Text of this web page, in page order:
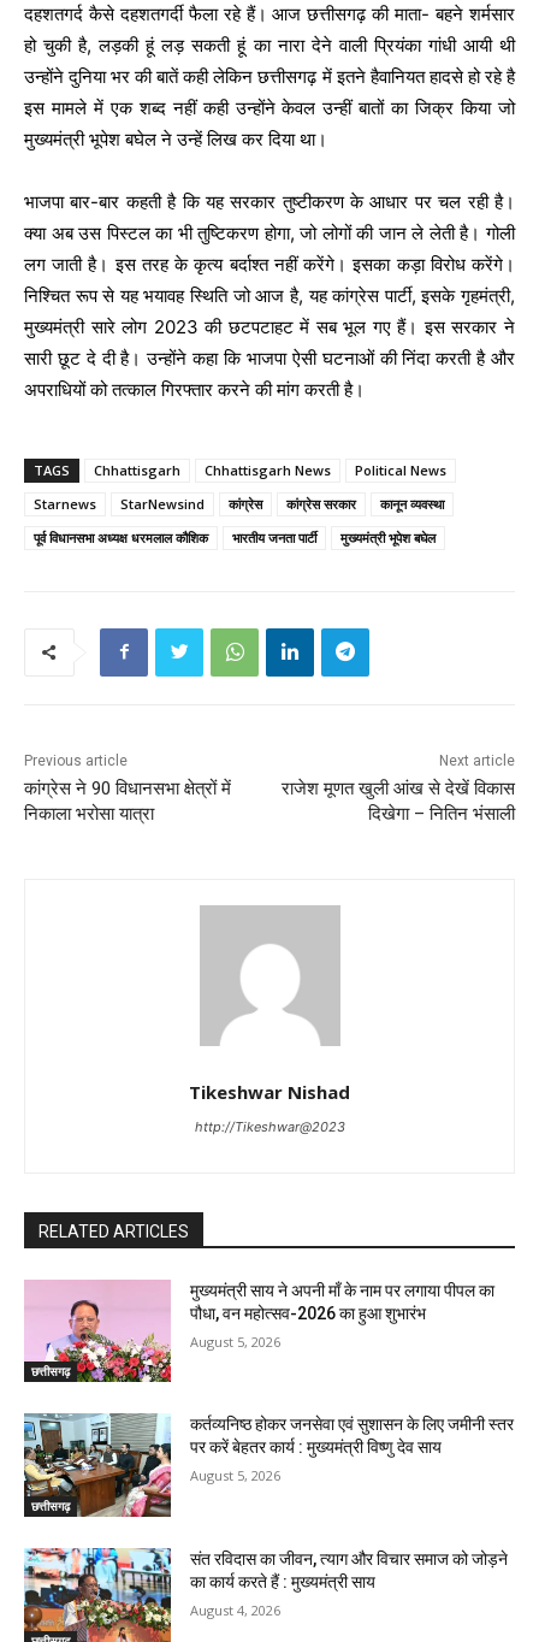
दहशतगर्द कैसे दहशतगर्दी फैला रहे हैं। आज छत्तीसगढ़ की माता- बहने शर्मसार
हो चुकी है, लड़की हूं लड़ सकती हूं का नारा देने वाली प्रियंका गांधी आयी थी
उन्होंने दुनिया भर की बातें कही लेकिन छत्तीसगढ़ में इतने हैवानियत हादसे हो रहे है
इस मामले में एक शब्द नहीं कही उन्होंने केवल उन्हीं बातों का जिक्र किया जो
मुख्यमंत्री भूपेश बघेल ने उन्हें लिख कर दिया था।
भाजपा बार-बार कहती है कि यह सरकार तुष्टीकरण के आधार पर चल रही है।
क्या अब उस पिस्टल का भी तुष्टिकरण होगा, जो लोगों की जान ले लेती है। गोली
लग जाती है। इस तरह के कृत्य बर्दाश्त नहीं करेंगे। इसका कड़ा विरोध करेंगे।
निश्चित रूप से यह भयावह स्थिति जो आज है, यह कांग्रेस पार्टी, इसके गृहमंत्री,
मुख्यमंत्री सारे लोग 2023 की छटपटाहट में सब भूल गए हैं। इस सरकार ने
सारी छूट दे दी है। उन्होंने कहा कि भाजपा ऐसी घटनाओं की निंदा करती है और
अपराधियों को तत्काल गिरफ्तार करने की मांग करती है।
TAGS Chhattisgarh Chhattisgarh News
Political News
Starnews
StarNewsind कांग्रेस कांग्रेस सरकार
कानून व्यवस्था
पूर्व विधानसभा अध्यक्ष धरमलाल कौशिक
भारतीय जनता पार्टी मुख्यमंत्री भूपेश बघेल
Previous article
कांग्रेस ने 90 विधानसभा क्षेत्रों में
निकाला भरोसा यात्रा
Next article
राजेश मूणत खुली आंख से देखें विकास
दिखेगा – नितिन भंसाली
Tikeshwar Nishad
http://Tikeshwar@2023
RELATED ARTICLES
छत्तीसगढ़
मुख्यमंत्री साय ने अपनी माँ के नाम पर लगाया पीपल का
पौधा, वन महोत्सव-2026 का हुआ शुभारंभ
August 5, 2026
छत्तीसगढ़
कर्तव्यनिष्ठ होकर जनसेवा एवं सुशासन के लिए जमीनी स्तर
पर करें बेहतर कार्य : मुख्यमंत्री विष्णु देव साय
August 5, 2026
संत रविदास का जीवन, त्याग और विचार समाज को जोड़ने
का कार्य करते हैं : मुख्यमंत्री साय
August 4, 2026